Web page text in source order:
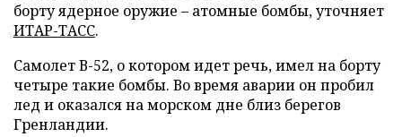
борту ядерное оружие – атомные бомбы, уточняет
ИТАР-ТАСС.
Самолет В-52, о котором идет речь, имел на борту
четыре такие бомбы. Во время аварии он пробил
лед и оказался на морском дне близ берегов
Гренландии.